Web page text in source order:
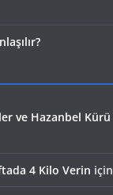
ve Hazanbel Kürü
4 Kilo Verin için